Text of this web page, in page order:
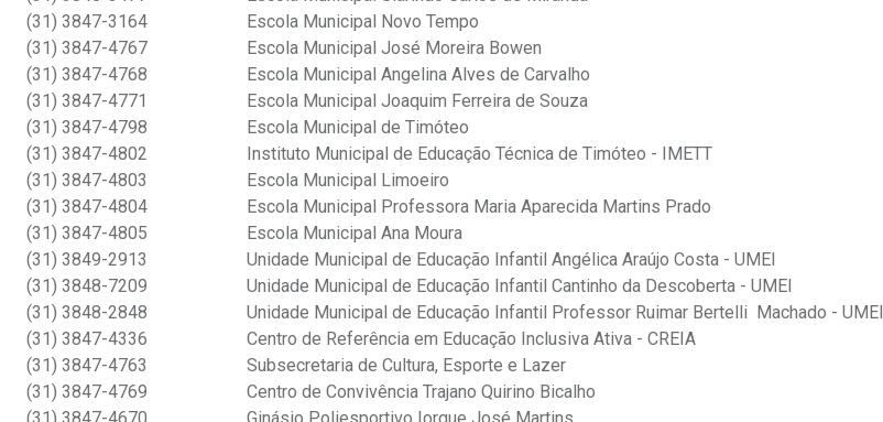
(31) 3847-3164
Escola Municipal Novo Tempo
(31) 3847-4767
Escola Municipal José Moreira Bowen
(31) 3847-4768
Escola Municipal Angelina Alves de Carvalho
(31) 3847-4771
Escola Municipal Joaquim Ferreira de Souza
(31) 3847-4798
Escola Municipal de Timóteo
(31) 3847-4802
Instituto Municipal de Educação Técnica de Timóteo - IMETT
(31) 3847-4803
Escola Municipal Limoeiro
(31) 3847-4804
Escola Municipal Professora Maria Aparecida Martins Prado
(31) 3847-4805
Escola Municipal Ana Moura
(31) 3849-2913
Unidade Municipal de Educação Infantil Angélica Araújo Costa - UMEI
(31) 3848-7209
Unidade Municipal de Educação Infantil Cantinho da Descoberta - UMEI
(31) 3848-2848
Unidade Municipal de Educação Infantil Professor Ruimar Bertelli Machado - UMEI
(31) 3847-4336
Centro de Referência em Educação Inclusiva Ativa - CREIA
(31) 3847-4763
Subsecretaria de Cultura, Esporte e Lazer
(31) 3847-4769
Centro de Convivência Trajano Quirino Bicalho